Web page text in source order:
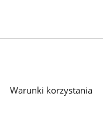
Warunki korzystania